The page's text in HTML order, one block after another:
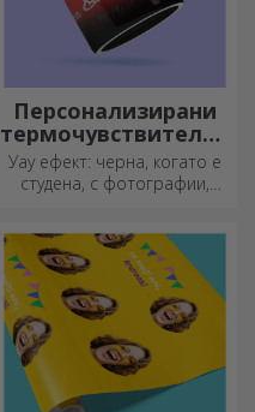
Персонализирани
термочувствителни
чаши
Уау ефект: черна, когато е
студена, с фотографии,
е специален подарък за
всеки.